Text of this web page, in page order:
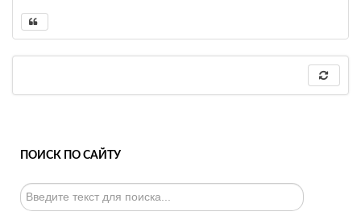
ПОИСК ПО САЙТУ
Искать...